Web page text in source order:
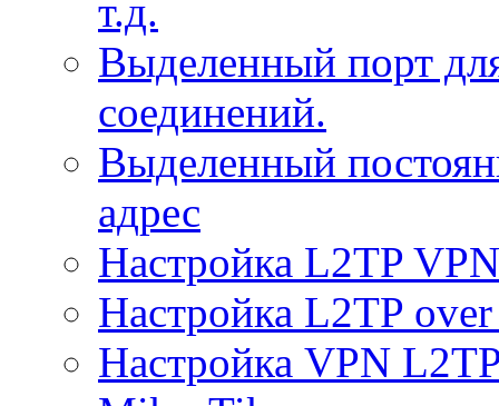
т.д.
Выделенный порт
соединений.
Выделенный
адрес
Настройка L2TP
Настройка L2TP
Настройка VPN